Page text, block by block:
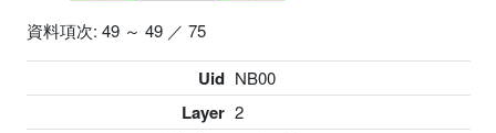
資料項次: 49 ～ 49 ／ 75
Uid NB00
Layer 2